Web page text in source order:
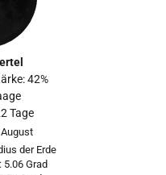
42%
Tage
der Erde
5.06 Grad